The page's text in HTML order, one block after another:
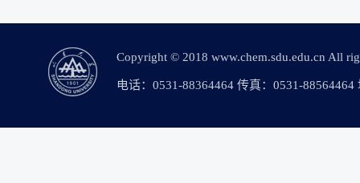
Copyright © 2018 www.chem.sdu.edu.cn All
电话：0531-88364464 传真：0531-